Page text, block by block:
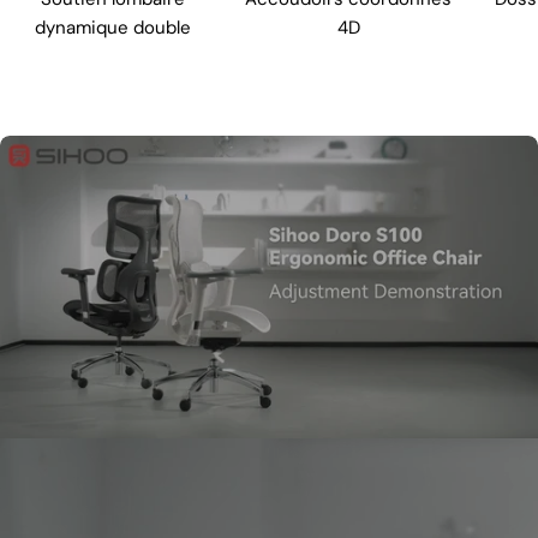
dynamique double
4D